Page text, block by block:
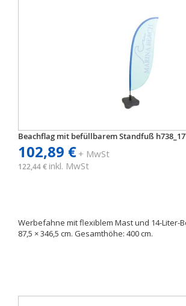
Beachflag mit befüllbarem Standfuß
102,89 €+ MwSt
122,44 € inkl. MwSt
Werbefahne mit flexiblem Mast und 14-Liter-
87,5 × 346,5 cm. Gesamthöhe: 400 cm.